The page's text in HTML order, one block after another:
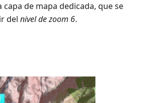
de mapa dedicada, que se
del nivel de zoom 6.